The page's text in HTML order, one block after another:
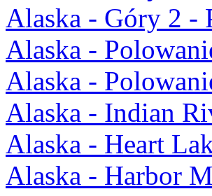
Alaska - Góry 2 -
Alaska -
Alaska -
Alaska - Indian
Alaska - Heart
Alaska - Harbor